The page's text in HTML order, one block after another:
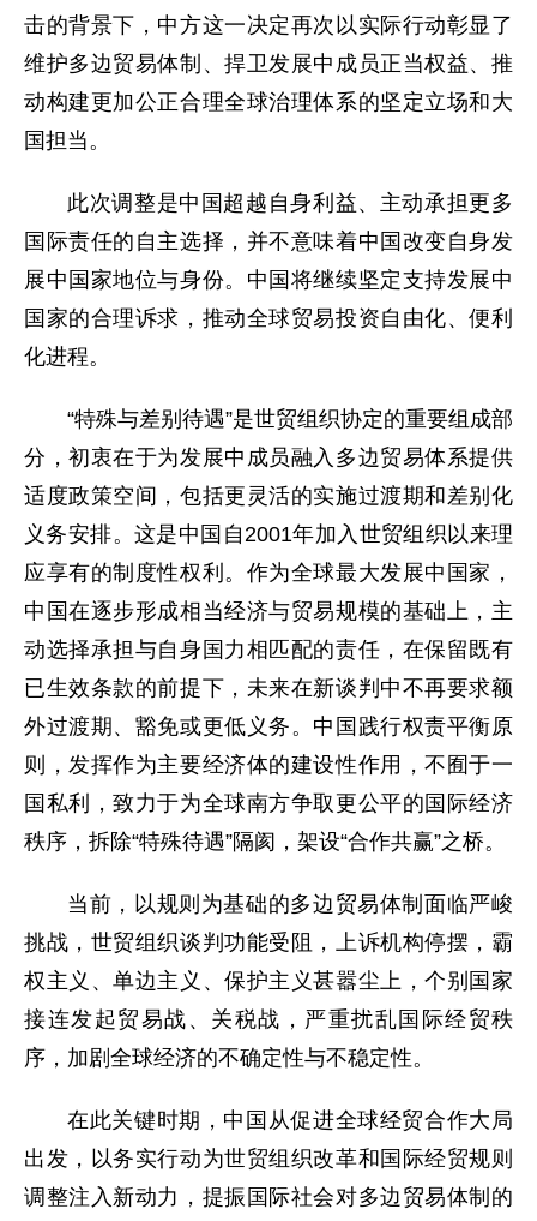
击的背景下，中方这一决定再次以实际行动彰显了
维护多边贸易体制、捍卫发展中成员正当权益、推
动构建更加公正合理全球治理体系的坚定立场和大
国担当。
此次调整是中国超越自身利益、主动承担更多
国际责任的自主选择，并不意味着中国改变自身发
展中国家地位与身份。中国将继续坚定支持发展中
国家的合理诉求，推动全球贸易投资自由化、便利
化进程。
“特殊与差别待遇”是世贸组织协定的重要组成部
分，初衷在于为发展中成员融入多边贸易体系提供
适度政策空间，包括更灵活的实施过渡期和差别化
义务安排。这是中国自2001年加入世贸组织以来理
应享有的制度性权利。作为全球最大发展中国家，
中国在逐步形成相当经济与贸易规模的基础上，主
动选择承担与自身国力相匹配的责任，在保留既有
已生效条款的前提下，未来在新谈判中不再要求额
外过渡期、豁免或更低义务。中国践行权责平衡原
则，发挥作为主要经济体的建设性作用，不囿于一
国私利，致力于为全球南方争取更公平的国际经济
秩序，拆除“特殊待遇”隔阂，架设“合作共赢”之桥。
当前，以规则为基础的多边贸易体制面临严峻
挑战，世贸组织谈判功能受阻，上诉机构停摆，霸
权主义、单边主义、保护主义甚嚣尘上，个别国家
接连发起贸易战、关税战，严重扰乱国际经贸秩
序，加剧全球经济的不确定性与不稳定性。
在此关键时期，中国从促进全球经贸合作大局
出发，以务实行动为世贸组织改革和国际经贸规则
调整注入新动力，提振国际社会对多边贸易体制的